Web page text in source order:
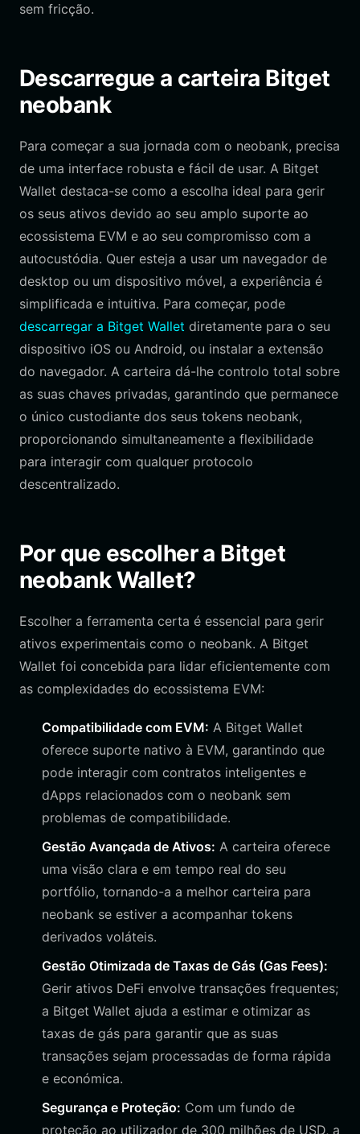
sem fricção.
Descarregue a carteira Bitget
neobank
Para começar a sua jornada com o neobank, precisa
de uma interface robusta e fácil de usar. A Bitget
Wallet destaca-se como a escolha ideal para gerir
os seus ativos devido ao seu amplo suporte ao
ecossistema EVM e ao seu compromisso com a
autocustódia. Quer esteja a usar um navegador de
desktop ou um dispositivo móvel, a experiência é
simplificada e intuitiva. Para começar, pode
descarregar a Bitget Wallet diretamente para o seu
dispositivo iOS ou Android, ou instalar a extensão
do navegador. A carteira dá-lhe controlo total sobre
as suas chaves privadas, garantindo que permanece
o único custodiante dos seus tokens neobank,
proporcionando simultaneamente a flexibilidade
para interagir com qualquer protocolo
descentralizado.
Por que escolher a Bitget
neobank Wallet?
Escolher a ferramenta certa é essencial para gerir
ativos experimentais como o neobank. A Bitget
Wallet foi concebida para lidar eficientemente com
as complexidades do ecossistema EVM:
Compatibilidade com EVM: A Bitget Wallet
oferece suporte nativo à EVM, garantindo que
pode interagir com contratos inteligentes e
dApps relacionados com o neobank sem
problemas de compatibilidade.
Gestão Avançada de Ativos: A carteira oferece
uma visão clara e em tempo real do seu
portfólio, tornando-a a melhor carteira para
neobank se estiver a acompanhar tokens
derivados voláteis.
Gestão Otimizada de Taxas de Gás (Gas Fees):
Gerir ativos DeFi envolve transações frequentes;
a Bitget Wallet ajuda a estimar e otimizar as
taxas de gás para garantir que as suas
transações sejam processadas de forma rápida
e económica.
Segurança e Proteção: Com um fundo de
proteção ao utilizador de 300 milhões de USD, a